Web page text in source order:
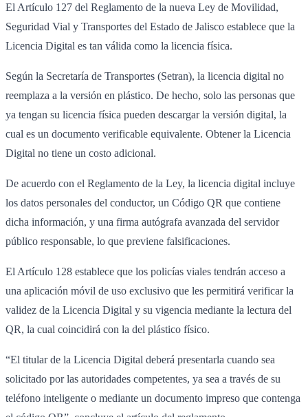
El Artículo 127 del Reglamento de la nueva Ley de Movilidad,
Seguridad Vial y Transportes del Estado de Jalisco establece que la
Licencia Digital es tan válida como la licencia física.
Según la Secretaría de Transportes (Setran), la licencia digital no
reemplaza a la versión en plástico. De hecho, solo las personas que
ya tengan su licencia física pueden descargar la versión digital, la
cual es un documento verificable equivalente. Obtener la Licencia
Digital no tiene un costo adicional.
De acuerdo con el Reglamento de la Ley, la licencia digital incluye
los datos personales del conductor, un Código QR que contiene
dicha información, y una firma autógrafa avanzada del servidor
público responsable, lo que previene falsificaciones.
El Artículo 128 establece que los policías viales tendrán acceso a
una aplicación móvil de uso exclusivo que les permitirá verificar la
validez de la Licencia Digital y su vigencia mediante la lectura del
QR, la cual coincidirá con la del plástico físico.
“El titular de la Licencia Digital deberá presentarla cuando sea
solicitado por las autoridades competentes, ya sea a través de su
teléfono inteligente o mediante un documento impreso que contenga